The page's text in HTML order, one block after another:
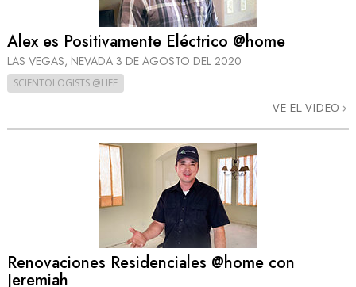
Alex es Positivamente Eléctrico @home
LAS VEGAS, NEVADA 3 DE AGOSTO DEL 2020
SCIENTOLOGISTS @LIFE
VE EL VIDEO
Renovaciones Residenciales @home con
Jeremiah